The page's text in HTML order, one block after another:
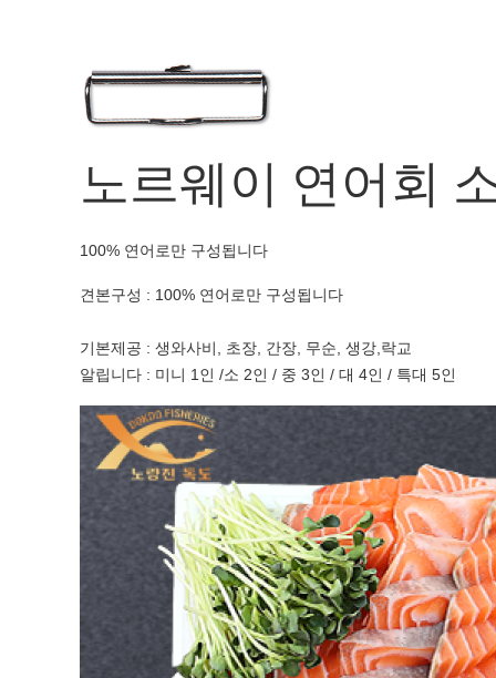
노르웨이 연어회
100% 연어로만 구성됩니다
견본구성 : 100% 연어로만 구성됩니다
기본제공 : 생와사비, 초장, 간장, 무순, 생강,락교
알립니다 : 미니 1인 /소 2인 / 중 3인 / 대 4인 / 특대 5인